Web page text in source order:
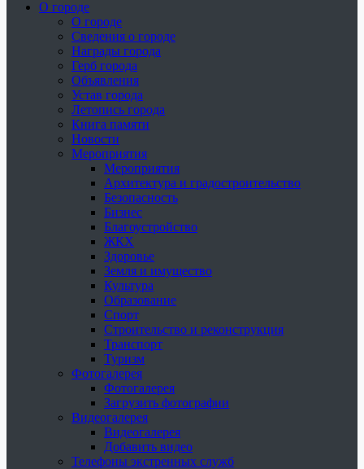
О городе
О городе
Сведения о городе
Награды города
Герб города
Объявления
Устав города
Летопись города
Книга памяти
Новости
Мероприятия
Мероприятия
Архитектура и градостроительство
Безопасность
Бизнес
Благоустройство
ЖКХ
Здоровье
Земля и имущество
Культура
Образование
Спорт
Строительство и реконструкция
Транспорт
Туризм
Фотогалерея
Фотогалерея
Загрузить фотографии
Видеогалерея
Видеогалерея
Добавить видео
Телефоны экстренных служб